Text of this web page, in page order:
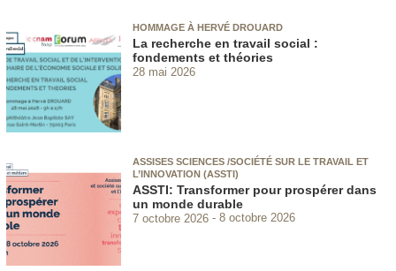
HOMMAGE À HERVÉ DROUARD
La recherche en travail social :
fondements et théories
28 mai 2026
ASSISES SCIENCES /SOCIÉTÉ SUR LE TRAVAIL ET
L’INNOVATION (ASSTI)
ASSTI: Transformer pour prospérer dans
un monde durable
7 octobre 2026 8 octobre 2026